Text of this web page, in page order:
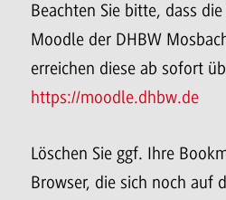
Beachten Sie bitte, dass
Moodle der DHBW
erreichen diese ab sofort
https://moodle.dhbw.de
Löschen Sie ggf. Ihre
Browser, die sich noch auf